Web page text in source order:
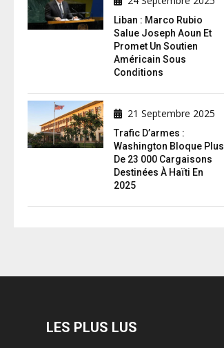
Liban : Marco Rubio
Salue Joseph Aoun Et
Promet Un Soutien
Américain Sous
Conditions
21 Septembre 2025
Trafic D’armes :
Washington Bloque Plus
De 23 000 Cargaisons
Destinées À Haïti En
2025
LES PLUS LUS